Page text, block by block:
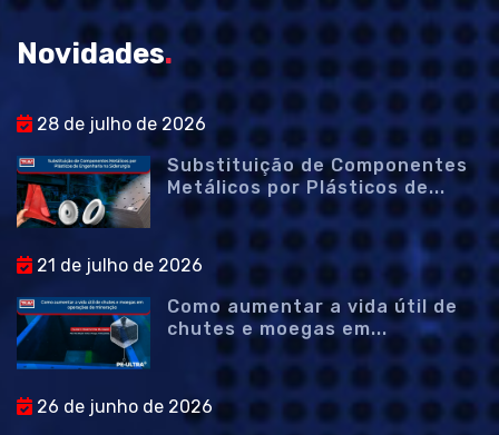
Novidades.
28 de julho de 2026
Substituição de Componentes
Metálicos por Plásticos de...
21 de julho de 2026
Como aumentar a vida útil de
chutes e moegas em...
26 de junho de 2026